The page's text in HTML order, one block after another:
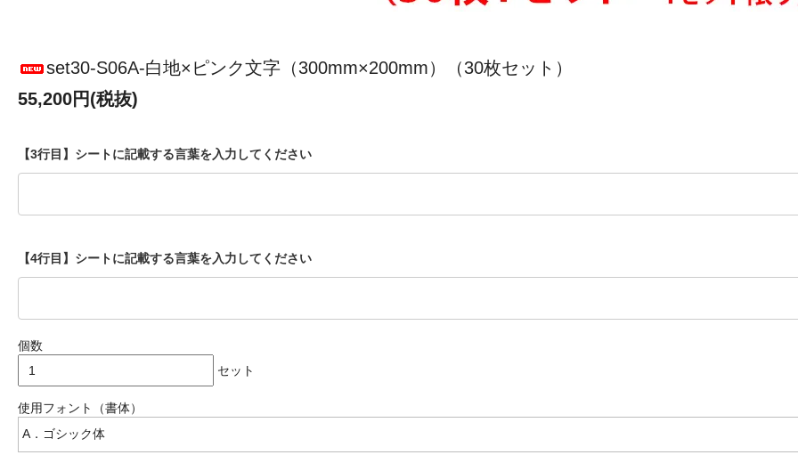
set30-S06A-白地×ピンク文字（300mm×200mm）（30枚セット）
55,200円(税抜)
【3行目】シートに記載する言葉を入力してください
【4行目】シートに記載する言葉を入力してください
個数
セット
使用フォント（書体）